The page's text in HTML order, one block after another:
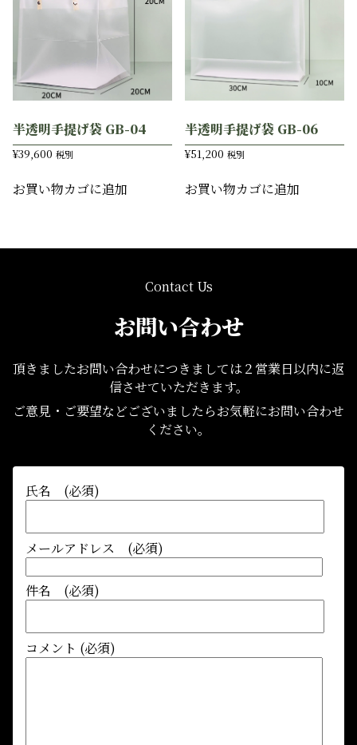
半透明手提げ袋 GB-04
¥39,600 税別
お買い物カゴに追加
半透明手提げ袋 GB-06
¥51,200 税別
お買い物カゴに追加
Contact Us
お問い合わせ
頂きましたお問い合わせにつきましては２営業日以内に返
信させていただきます。
ご意見・ご要望などございましたらお気軽にお問い合わせ
ください。
氏名 (必須)
メールアドレス (必須)
件名 (必須)
コメント (必須)